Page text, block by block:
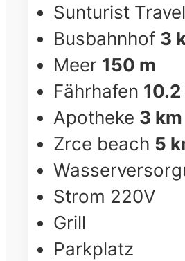
Sunturist
Busbahnhof 3
Meer 150 m
Fährhafen
Apotheke 3 km
Zrce beach 5
Strom 220V
Grill
Parkplatz